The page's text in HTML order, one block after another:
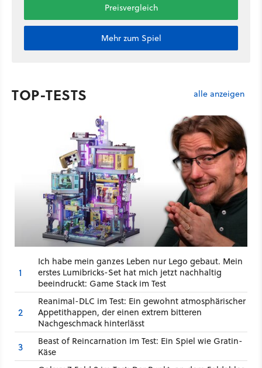
Preisvergleich
Mehr zum Spiel
TOP-TESTS alle anzeigen
1
Ich habe mein ganzes Leben nur Lego gebaut. Mein
erstes Lumibricks-Set hat mich jetzt nachhaltig
beeindruckt: Game Stack im Test
2
Reanimal-DLC im Test: Ein gewohnt atmosphärischer
Appetithappen, der einen extrem bitteren
Nachgeschmack hinterlässt
3
Beast of Reincarnation im Test: Ein Spiel wie Gratin-
Käse